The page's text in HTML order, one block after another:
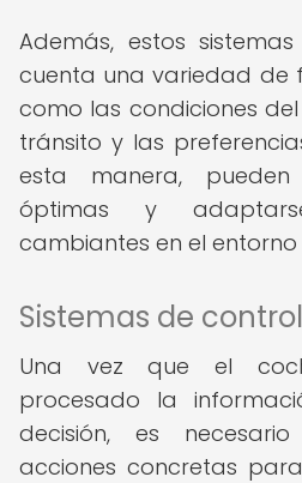
Además, estos
cuenta una variedad de
como las condiciones
tránsito y las
esta manera, pueden
óptimas y
cambiantes en el
Sistemas de
Una vez que el
procesado la
decisión, es
acciones concretas